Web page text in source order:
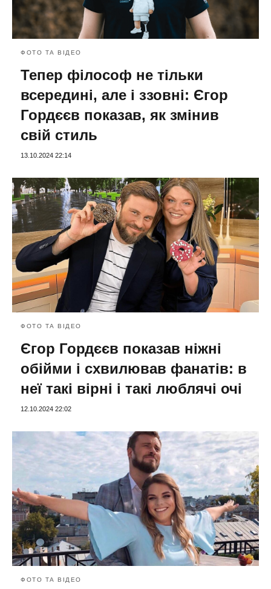
ФОТО ТА ВІДЕО
Тепер філософ не тільки
всередині, але і ззовні: Єгор
Гордєєв показав, як змінив
свій стиль
13.10.2024 22:14
ФОТО ТА ВІДЕО
Єгор Гордєєв показав ніжні
обійми і схвилював фанатів: в
неї такі вірні і такі люблячі очі
12.10.2024 22:02
ФОТО ТА ВІДЕО